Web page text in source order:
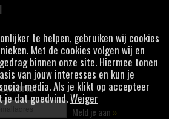
Meld je aan »
te helpen, gebruiken wij cookies
Met de cookies volgen wij en
binnen onze site. Hiermee tonen
van jouw interesses en kun je
media. Als je klikt op accepteer
je dat goedvind.Weiger